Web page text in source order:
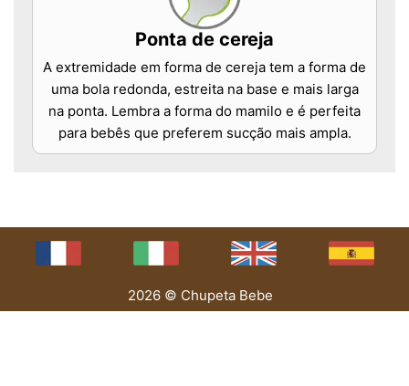
Ponta de cereja
A extremidade em forma de cereja tem a forma de
uma bola redonda, estreita na base e mais larga
na ponta. Lembra a forma do mamilo e é perfeita
para bebês que preferem sucção mais ampla.
2026 © Chupeta Bebe